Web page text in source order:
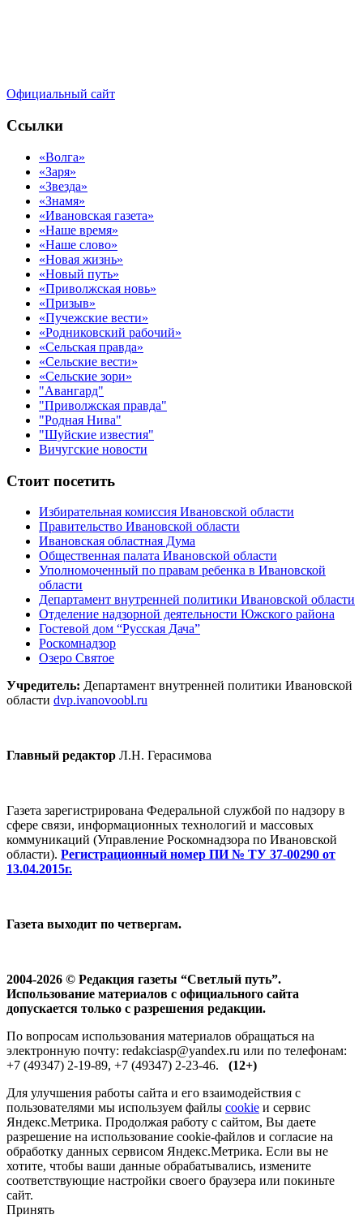
Официальный сайт
Ссылки
«Волга»
«Заря»
«Звезда»
«Знамя»
«Ивановская газета»
«Наше время»
«Наше слово»
«Новая жизнь»
«Новый путь»
«Приволжская новь»
«Призыв»
«Пучежские вести»
«Родниковский рабочий»
«Сельская правда»
«Сельские вести»
«Сельские зори»
"Авангард"
"Приволжская правда"
"Родная Нива"
"Шуйские известия"
Вичугские новости
Стоит посетить
Избирательная комиссия Ивановской области
Правительство Ивановской области
Ивановская областная Дума
Общественная палата Ивановской области
Уполномоченный по правам ребенка в Ивановской
области
Департамент внутренней политики Ивановской области
Отделение надзорной деятельности Южского района
Гостевой дом “Русская Дача”
Роскомнадзор
Озеро Святое
Учредитель: Департамент внутренней политики Ивановской
области dvp.ivanovoobl.ru
Главный редактор Л.Н. Герасимова
Газета зарегистрирована Федеральной службой по надзору в
сфере связи, информационных технологий и массовых
коммуникаций (Управление Роскомнадзора по Ивановской
области). Регистрационный номер ПИ № ТУ 37-00290 от
13.04.2015г.
Газета выходит по четвергам.
2004-2026 © Редакция газеты “Светлый путь”.
Использование материалов с официального сайта
допускается только с разрешения редакции.
По вопросам использования материалов обращаться на
электронную почту: redakciasp@yandex.ru или по телефонам:
+7 (49347) 2-19-89, +7 (49347) 2-23-46. (12+)
Для улучшения работы сайта и его взаимодействия с
пользователями мы используем файлы cookie и сервис
Яндекс.Метрика. Продолжая работу с сайтом, Вы даете
разрешение на использование cookie-файлов и согласие на
обработку данных сервисом Яндекс.Метрика. Если вы не
хотите, чтобы ваши данные обрабатывались, измените
соответствующие настройки своего браузера или покиньте
сайт.
Принять